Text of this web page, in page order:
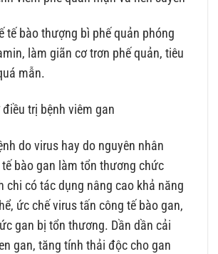
tế bào thượng bì phế quản phóng
làm giãn cơ trơn phế quản, tiêu
mẫn.
trị bệnh viêm gan
do virus hay do nguyên nhân
bào gan làm tổn thương chức
chi có tác dụng nâng cao khả năng
ức chế virus tấn công tế bào gan,
gan bị tổn thương. Dần dần cải
gan, tăng tính thải độc cho gan